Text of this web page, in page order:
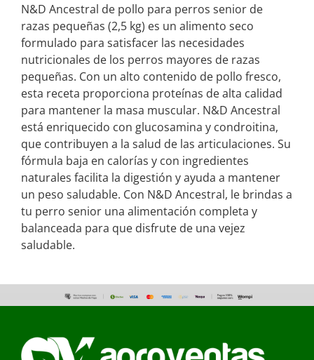
N&D Ancestral de pollo para perros senior de
razas pequeñas (2,5 kg) es un alimento seco
formulado para satisfacer las necesidades
nutricionales de los perros mayores de razas
pequeñas. Con un alto contenido de pollo fresco,
esta receta proporciona proteínas de alta calidad
para mantener la masa muscular. N&D Ancestral
está enriquecido con glucosamina y condroitina,
que contribuyen a la salud de las articulaciones. Su
fórmula baja en calorías y con ingredientes
naturales facilita la digestión y ayuda a mantener
un peso saludable. Con N&D Ancestral, le brindas a
tu perro senior una alimentación completa y
balanceada para que disfrute de una vejez
saludable.